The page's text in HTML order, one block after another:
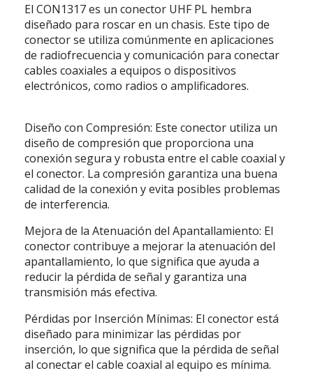
El CON1317 es un conector UHF PL hembra
diseñado para roscar en un chasis. Este tipo de
conector se utiliza comúnmente en aplicaciones
de radiofrecuencia y comunicación para conectar
cables coaxiales a equipos o dispositivos
electrónicos, como radios o amplificadores.
Diseño con Compresión: Este conector utiliza un
diseño de compresión que proporciona una
conexión segura y robusta entre el cable coaxial y
el conector. La compresión garantiza una buena
calidad de la conexión y evita posibles problemas
de interferencia.
Mejora de la Atenuación del Apantallamiento: El
conector contribuye a mejorar la atenuación del
apantallamiento, lo que significa que ayuda a
reducir la pérdida de señal y garantiza una
transmisión más efectiva.
Pérdidas por Inserción Mínimas: El conector está
diseñado para minimizar las pérdidas por
inserción, lo que significa que la pérdida de señal
al conectar el cable coaxial al equipo es mínima.